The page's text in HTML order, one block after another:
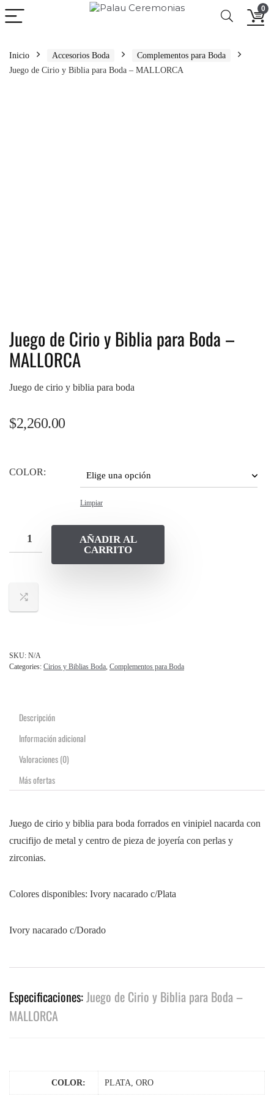
0
Inicio Accesorios Boda
Complementos para Boda
Juego de Cirio y Biblia para Boda – MALLORCA
Juego de Cirio y Biblia para Boda –
MALLORCA
Juego de cirio y biblia para boda
$2,260.00
COLOR:
Limpiar
AÑADIR AL
CARRITO
SKU: N/A
Categories: Cirios y Biblias Boda, Complementos para Boda
Descripción
Información adicional
Valoraciones (0)
Más ofertas
Juego de cirio y biblia para boda forrados en vinipiel nacarda con
crucifijo de metal y centro de pieza de joyería con perlas y
zirconias.
Colores disponibles: Ivory nacarado c/Plata
Ivory nacarado c/Dorado
Especificaciones:Juego de Cirio y Biblia para Boda –
MALLORCA
COLOR: PLATA, ORO